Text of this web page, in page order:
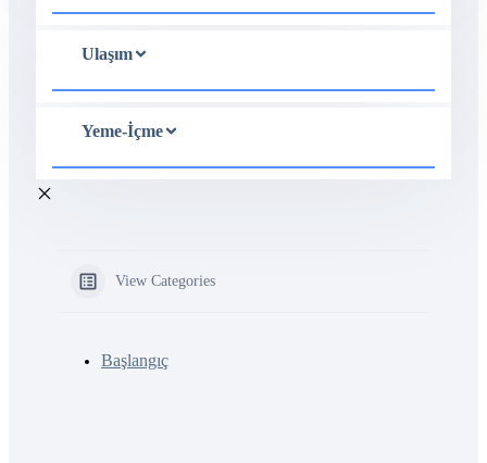
Ulaşım
Yeme-İçme
View Categories
Başlangıç